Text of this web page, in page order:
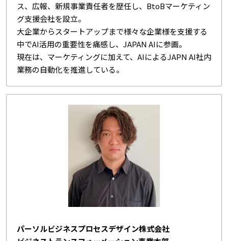
ス、広報、新規事業責任者を歴任し、BtoBマーケティン
グ支援会社を設立。
大企業からスタートアップまで様々な企業様を支援する
中でAI活用の重要性を痛感し、JAPAN AIに参画。
現在は、マーケティングに加えて、AIによるJAPN AI社内
業務の自動化を推進している。
パーソルビジネスプロセスデザイン株式会社